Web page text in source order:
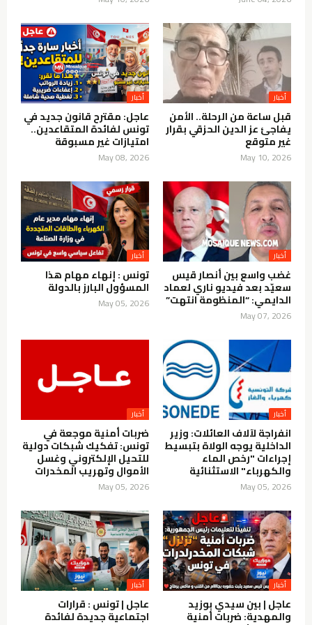
قبل ساعة من الرحلة.. الأمن
يفاجئ عز الدين الحزقي بقرار
غير متوقع
May 10, 2026
عاجل: مقترح قانون جديد في
تونس لفائدة المتقاعدين..
امتيازات غير مسبوقة
May 08, 2026
غضب واسع بين أنصار قيس
سعيّد بعد فيديو ناري لعماد
الدايمي: “المنظومة انتهت”
May 07, 2026
تونس : إنهاء مهام هذا
المسؤول البارز بالدولة
May 05, 2026
انفراجة لآلاف العائلات: وزير
الداخلية يوجه الولاة بتبسيط
إجراءات "رخص الماء
والكهرباء" الاستثنائية
May 05, 2026
ضربات أمنية موجعة في
تونس: تفكيك شبكات دولية
للتحيل الإلكتروني وغسل
الأموال وتهريب المخدرات
May 05, 2026
عاجل | بين سيدي بوزيد
والمهدية: ضربات أمنية
عاجل | تونس : قرارات
اجتماعية جديدة لفائدة